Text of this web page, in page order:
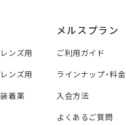
ンズ用
ンズ用
着薬
メルスプラン
ご利用ガイド
ラインナップ・料金
入会方法
よくあるご質問